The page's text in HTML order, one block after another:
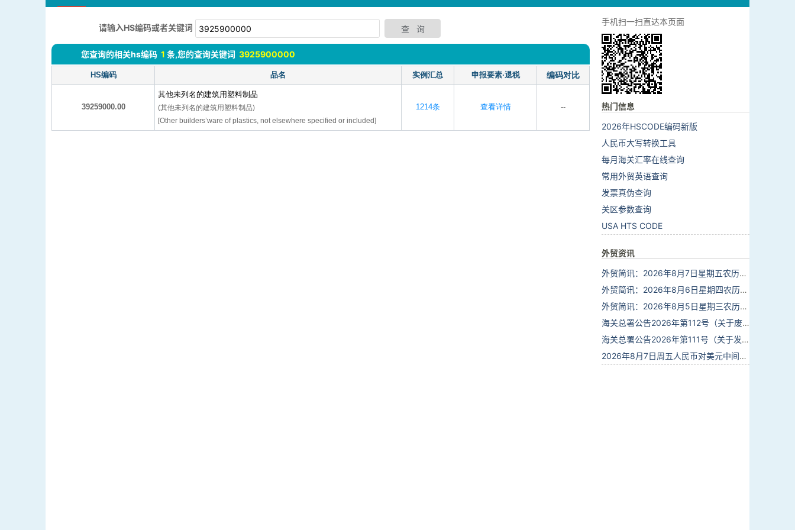
请输入HS编码或者关键词
您查询的相关hs编码 1 条,您的查询关键词 3925900000
HS编码 品名 实例汇总 申报要素·退税 编码对比
39259000.00
其他未列名的建筑用塑料制品
(其他未列名的建筑用塑料制品)
[Other builders’ware of plastics, not elsewhere specified or included]
1214条 查看详情 --
手机扫一扫直达本页面
热门信息
2026年HSCODE编码新版
人民币大写转换工具
每月海关汇率在线查询
常用外贸英语查询
发票真伪查询
关区参数查询
USA HTS CODE
外贸资讯
外贸简讯：2026年8月7日星期五农历六月廿五
外贸简讯：2026年8月6日星期四农历六月廿四
外贸简讯：2026年8月5日星期三农历六月廿三
海关总署公告2026年第112号（关于废止部分卫生检疫类规范性文件的公告）
海关总署公告2026年第111号（关于发布《进出境动植物检疫处理监督管理工作规定》《进出境卫生处理监督管理工作规定》的公告）
2026年8月7日周五人民币对美元中间价报6.7904调贬9个基点